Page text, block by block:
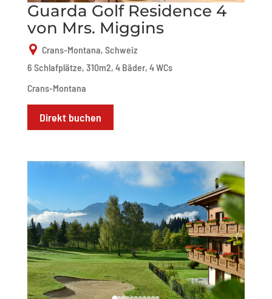
Guarda Golf Residence 4
von Mrs. Miggins
Crans-Montana, Schweiz
6 Schlafplätze, 310m2, 4 Bäder, 4 WCs
Crans-Montana
Direkt buchen